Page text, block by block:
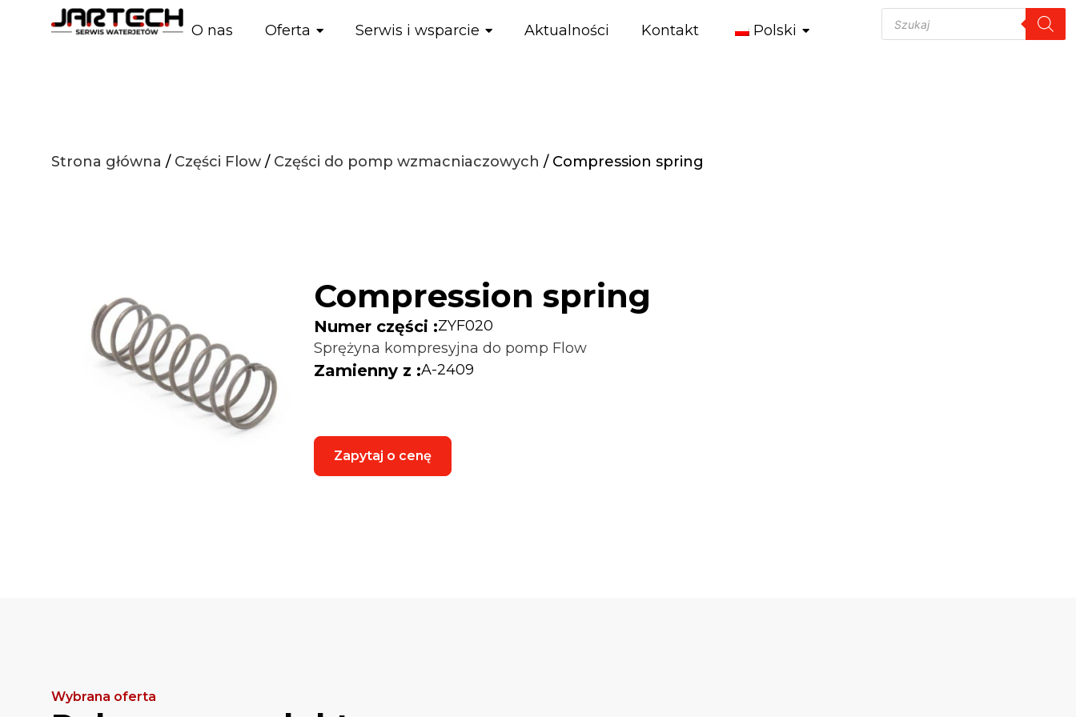
O nas Oferta Serwis i wsparcie Aktualności Kontakt Polski
Strona główna / Części Flow / Części do pomp wzmacniaczowych / Compression spring
Compression spring
Numer części :ZYF020
Sprężyna kompresyjna do pomp Flow
Zamienny z :A-2409
Zapytaj o cenę
Wybrana oferta